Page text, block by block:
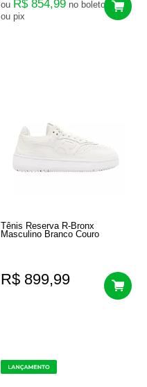
ou R$ 854,99 no boleto
ou pix
Tênis Reserva R-Bronx
Masculino Branco Couro
R$ 899,99